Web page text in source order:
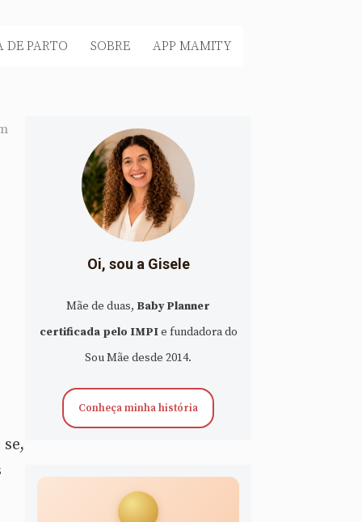
DE PARTO SOBRE APP MAMITY
Oi, sou a Gisele
Mãe de duas, Baby Planner
certificada pelo IMPIe fundadora do
Sou Mãe desde 2014.
Conheça minha história